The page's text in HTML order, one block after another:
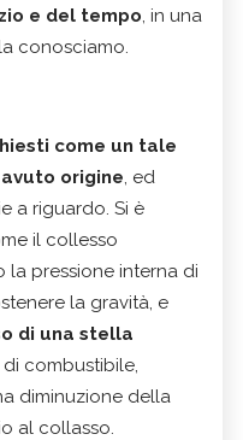
e del tempo, in una
conosciamo.
come un tale
origine, ed
a riguardo. Si è
il collesso
pressione interna di
la gravità, e
di una stella
combustibile,
diminuzione della
al collasso.